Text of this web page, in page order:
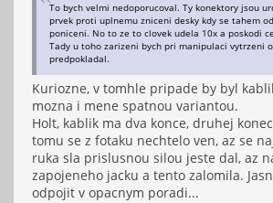
To bych velmi nedoporucoval. Ty konektory jsou
prvek proti uplnemu zniceni desky kdy se tahem
poniceni. No to ze to clovek udela 10x a poskodi
Tady u toho zarizeni bych pri manipulaci vytrzeni
predpokladal.
Kuriozne, v tomhle pripade by byl
mozna i mene spatnou variantou.
Holt, kablik ma dva konce, druhej
tomu se z fotaku nechtelo ven, az se
ruka sla prislusnou silou jeste dal, az
zapojeneho jacku a tento zalomila.
odpojit v opacnym poradi...